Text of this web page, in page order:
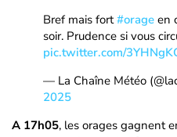
Bref mais fort#orage en
soir. Prudence si vous
pic.twitter.com/
— La Chaîne Météo
2025
A 17h05, les orages gagnent